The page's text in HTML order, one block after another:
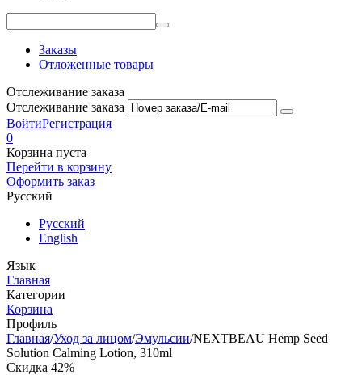
Заказы
Отложенные товары
Отслеживание заказа
Отслеживание заказа
ВойтиРегистрация
0
Корзина пуста
Перейти в корзину
Оформить заказ
Русский
Русский
English
Язык
Главная
Категории
Корзина
Профиль
Главная/Уход за лицом/Эмульсии/NEXTBEAU Hemp Seed
Solution Calming Lotion, 310ml
Скидка 42%